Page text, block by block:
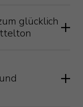
glücklich